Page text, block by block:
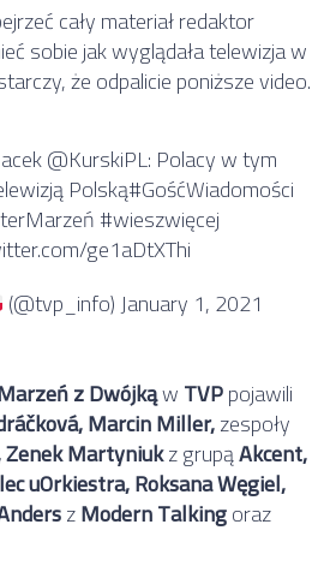
cały materiał redaktor
sobie jak wyglądała telewizja w
że odpalicie poniższe video.
@KurskiPL: Polacy w tym
Polską#GośćWiadomości
#wieszwięcej
ge1aDtXThi
(@tvp_info)January 1, 2021
z DwójkąwTVPpojawili
Marcin Miller,zespoły
Martyniukz grupąAkcent,
uOrkiestra, Roksana Węgiel,
zModern Talkingoraz